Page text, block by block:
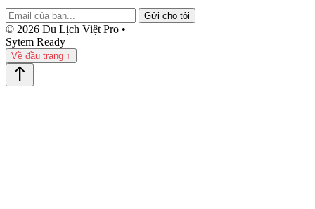
Gửi cho tôi
© 2026 Du Lịch Việt Pro •
Sytem Ready
Về đầu trang ↑
north